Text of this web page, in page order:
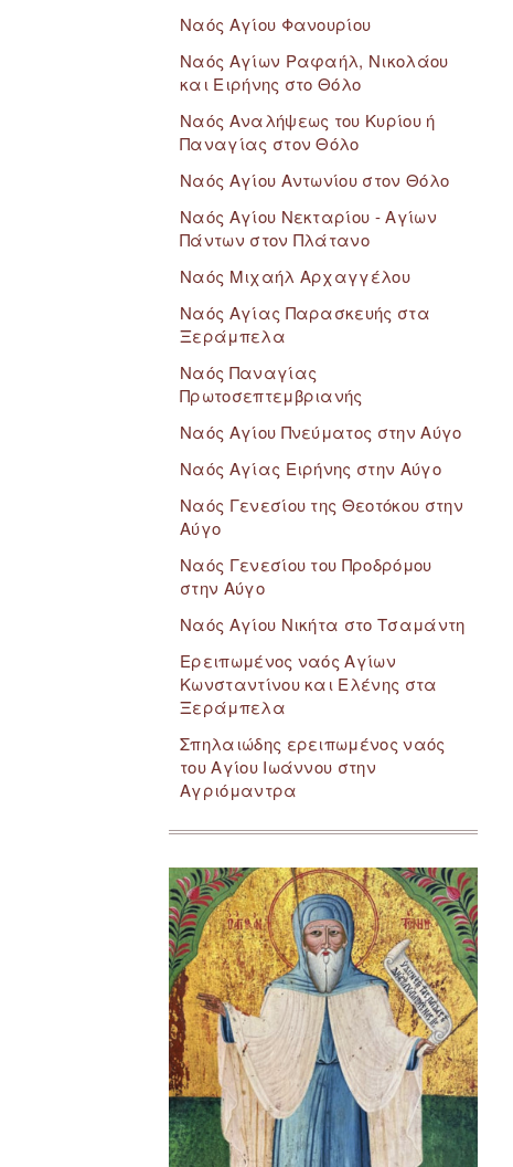
Ναός Αγίου Φανουρίου
Ναός Αγίων Ραφαήλ, Νικολάου
και Ειρήνης στο Θόλο
Ναός Αναλήψεως του Κυρίου ή
Παναγίας στον Θόλο
Ναός Αγίου Αντωνίου στον Θόλο
Ναός Αγίου Νεκταρίου - Αγίων
Πάντων στον Πλάτανο
Ναός Μιχαήλ Αρχαγγέλου
Ναός Αγίας Παρασκευής στα
Ξεράμπελα
Ναός Παναγίας
Πρωτοσεπτεμβριανής
Ναός Αγίου Πνεύματος στην Αύγο
Ναός Αγίας Ειρήνης στην Αύγο
Ναός Γενεσίου της Θεοτόκου στην
Αύγο
Ναός Γενεσίου του Προδρόμου
στην Αύγο
Ναός Αγίου Νικήτα στο Τσαμάντη
Ερειπωμένος ναός Αγίων
Κωνσταντίνου και Ελένης στα
Ξεράμπελα
Σπηλαιώδης ερειπωμένος ναός
του Αγίου Ιωάννου στην
Αγριόμαντρα